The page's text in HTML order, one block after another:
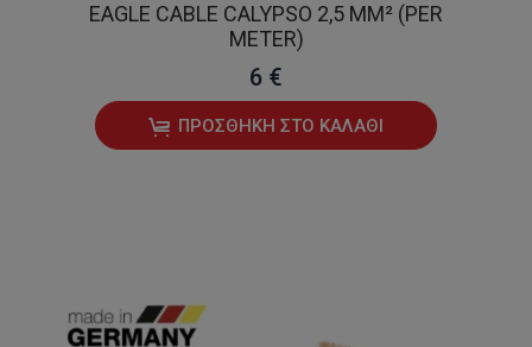
EAGLE CABLE CALYPSO 2,5 MM² (PER
METER)
6 €
ΠΡΟΣΘΉΚΗ ΣΤΟ ΚΑΛΆΘΙ